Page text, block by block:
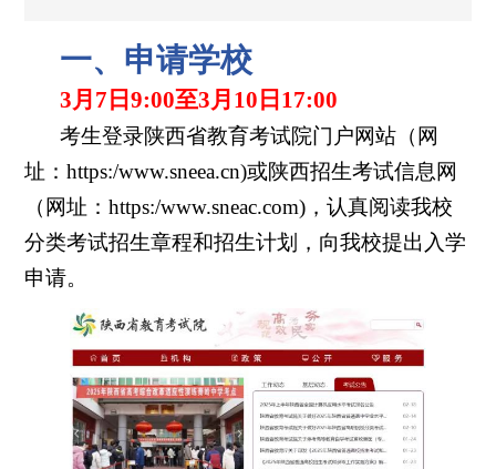
一、申请学校
3月7日9:00至3月10日17:00
考生登录陕西省教育考试院门户网站（网
址：https:/www.sneea.cn)或陕西招生考试信息网
（网址：https:/www.sneac.com)，认真阅读我校
分类考试招生章程和招生计划，向我校提出入学
申请。